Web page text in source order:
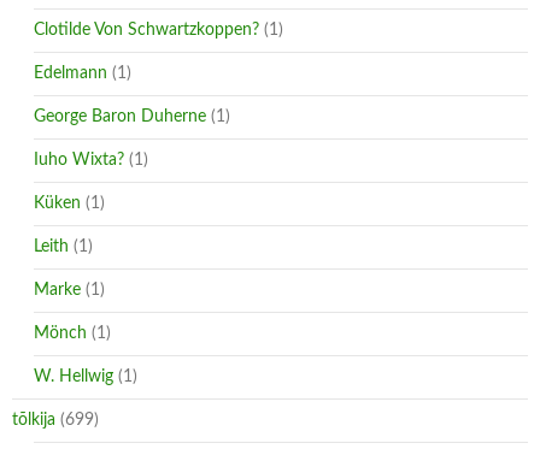
Clotilde Von Schwartzkoppen? (1)
Edelmann (1)
George Baron Duherne (1)
Iuho Wixta? (1)
Küken (1)
Leith (1)
Marke (1)
Mönch (1)
W. Hellwig (1)
tõlkija (699)